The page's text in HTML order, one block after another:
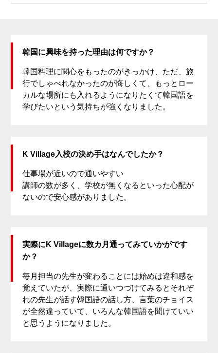
韓国に興味を持った理由は何ですか？
韓国料理に関心をもったのがきっかけ、ただ、旅
行でしゃべれなかったのが悔しくて、もっとロー
カルな場所にも入れるようになりたくて韓国語を
学びたいという気持ちが強くなりました。
K Village入校の決め手はなんでしたか？
仕事場が近いので通いやすい
講師の数が多く、学校が無くなるといった心配が
ないので安心感がありました。
実際にK Villageに数カ月通ってみていかがです
か？
毎月担当の先生が変わることには始めは違和感を
覚えていたが、実際に通いつづけてみるとそれぞ
れの先生が話す韓国語の話し方、言葉のチョイス
が全然違っていて、いろんな韓国語を聞けていい
と思うようになりました。